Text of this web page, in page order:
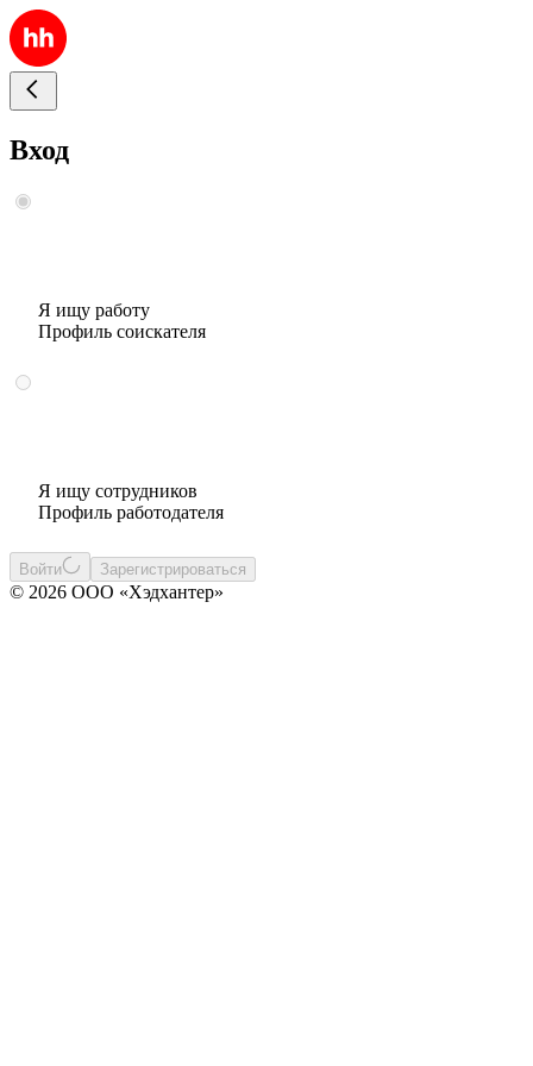
Вход
Я ищу работу
Профиль соискателя
Я ищу сотрудников
Профиль работодателя
Войти Зарегистрироваться
© 2026 ООО «Хэдхантер»